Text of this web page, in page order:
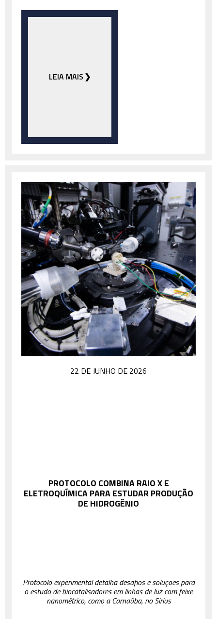
LEIA MAIS
22 DE JUNHO DE 2026
PROTOCOLO COMBINA RAIO X E
ELETROQUÍMICA PARA ESTUDAR PRODUÇÃO
DE HIDROGÊNIO
Protocolo experimental detalha desafios e soluções para
o estudo de biocatalisadores em linhas de luz com feixe
nanométrico, como a Carnaúba, no Sirius